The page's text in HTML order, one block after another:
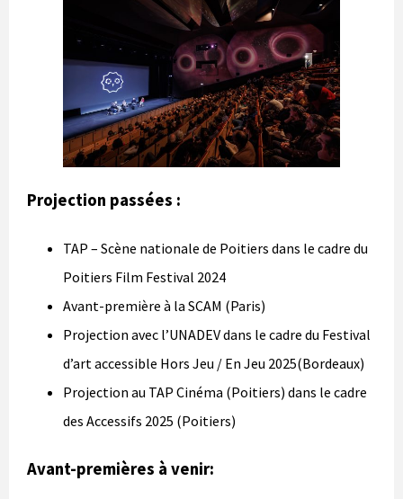
Projection passées :
TAP – Scène nationale de Poitiers dans le cadre du
Poitiers Film Festival 2024
Avant-première à la SCAM (Paris)
Projection avec l’UNADEV dans le cadre du Festival
d’art accessible Hors Jeu / En Jeu 2025(Bordeaux)
Projection au TAP Cinéma (Poitiers) dans le cadre
des Accessifs 2025 (Poitiers)
Avant-premières à venir: